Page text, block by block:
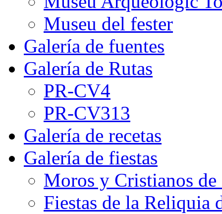
Museu del fester
Galería de fuentes
Galería de Rutas
PR-CV4
PR-CV313
Galería de recetas
Galería de fiestas
Moros y Cristianos de
Fiestas de la Reliquia